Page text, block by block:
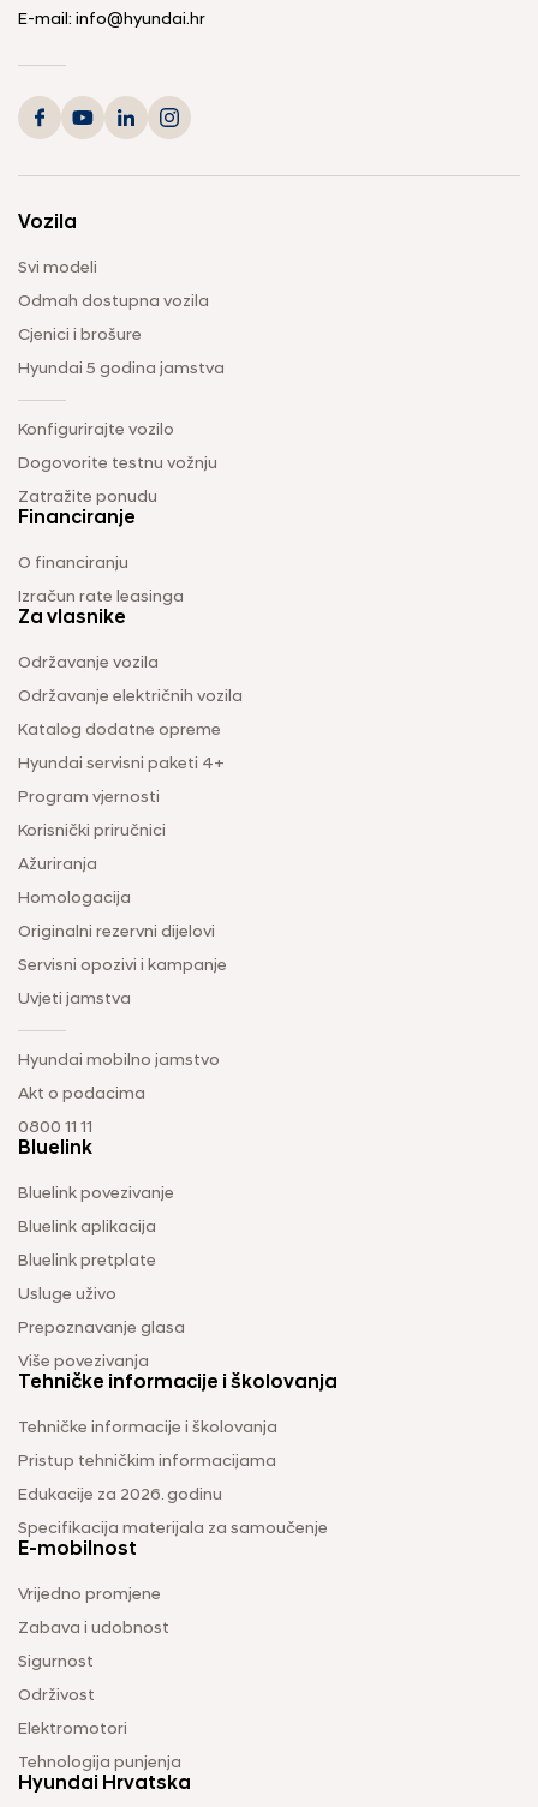
E-mail: info@hyundai.hr
Vozila
Svi modeli
Odmah dostupna vozila
Cjenici i brošure
Hyundai 5 godina jamstva
Konfigurirajte vozilo
Dogovorite testnu vožnju
Zatražite ponudu
Financiranje
O financiranju
Izračun rate leasinga
Za vlasnike
Održavanje vozila
Održavanje električnih vozila
Katalog dodatne opreme
Hyundai servisni paketi 4+
Program vjernosti
Korisnički priručnici
Ažuriranja
Homologacija
Originalni rezervni dijelovi
Servisni opozivi i kampanje
Uvjeti jamstva
Hyundai mobilno jamstvo
Akt o podacima
0800 11 11
Bluelink
Bluelink povezivanje
Bluelink aplikacija
Bluelink pretplate
Usluge uživo
Prepoznavanje glasa
Više povezivanja
Tehničke informacije i školovanja
Tehničke informacije i školovanja
Pristup tehničkim informacijama
Edukacije za 2026. godinu
Specifikacija materijala za samoučenje
E-mobilnost
Vrijedno promjene
Zabava i udobnost
Sigurnost
Održivost
Elektromotori
Tehnologija punjenja
Hyundai Hrvatska